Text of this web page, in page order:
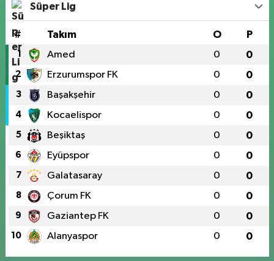
Süper Lig
# Takım O P
1 Amed 0 0
2 Erzurumspor FK 0 0
3 Başakşehir 0 0
4 Kocaelispor 0 0
5 Beşiktaş 0 0
6 Eyüpspor 0 0
7 Galatasaray 0 0
8 Çorum FK 0 0
9 Gaziantep FK 0 0
10 Alanyaspor 0 0